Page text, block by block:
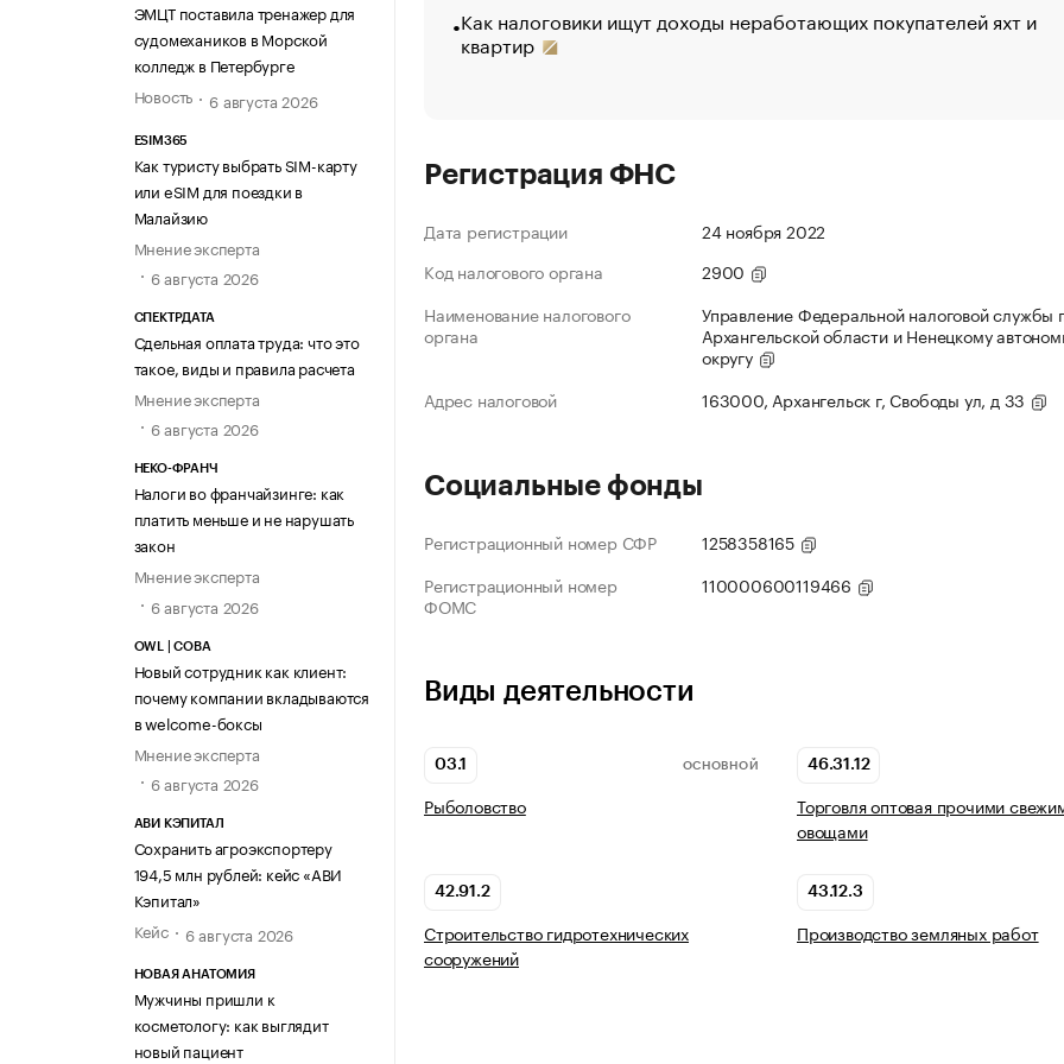
ЭМЦТ поставила тренажер для
судомехаников в Морской
колледж в Петербурге
Новость
6 августа 2026
ESIM365
Как туристу выбрать SIM-карту
или eSIM для поездки в
Малайзию
Мнение эксперта
6 августа 2026
СПЕКТРДАТА
Сдельная оплата труда: что это
такое, виды и правила расчета
Мнение эксперта
6 августа 2026
НЕКО-ФРАНЧ
Налоги во франчайзинге: как
платить меньше и не нарушать
закон
Мнение эксперта
6 августа 2026
OWL | СОВА
Новый сотрудник как клиент:
почему компании вкладываются
в welcome-боксы
Мнение эксперта
6 августа 2026
АВИ КЭПИТАЛ
Сохранить агроэкспортеру
194,5 млн рублей: кейс «АВИ
Кэпитал»
Кейс
6 августа 2026
НОВАЯ АНАТОМИЯ
Мужчины пришли к
косметологу: как выглядит
новый пациент
Как налоговики ищут доходы неработающих покупателей яхт и
квартир
Регистрация ФНС
Дата регистрации
24 ноября 2022
Код налогового органа
2900
Наименование налогового
органа
Управление Федеральной налоговой службы
Архангельской области и Ненецкому
округу
Адрес налоговой
163000, Архангельск г, Свободы ул, д 33
Социальные фонды
Регистрационный номер СФР
1258358165
Регистрационный номер
ФОМС
110000600119466
Виды деятельности
03.1 ОСНОВНОЙ
Рыболовство
46.31.12
Торговля оптовая прочими
овощами
42.91.2
Строительство гидротехнических
сооружений
43.12.3
Производство земляных работ